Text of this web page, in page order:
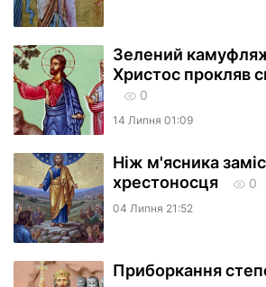
Зелений
Христос прокляв
0
14 Липня 01:09
Ніж м'ясника
хрестоносця
0
04 Липня 21:52
​Приборкання